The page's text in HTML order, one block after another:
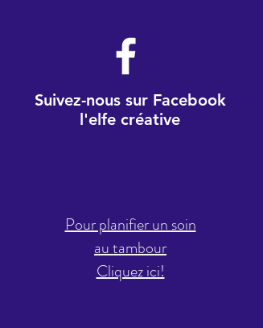
Suivez-nous sur Facebook
l'elfe créative
Pour planifier un soin
au tambour
Cliquez ici!